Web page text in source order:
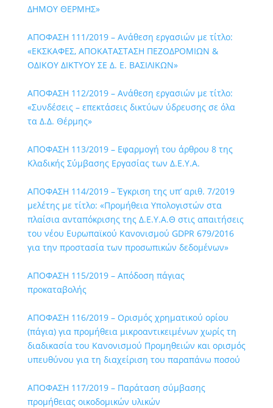
ΔΗΜΟΥ ΘΕΡΜΗΣ»
ΑΠΟΦΑΣΗ 111/2019 – Ανάθεση εργασιών με τίτλο:
«ΕΚΣΚΑΦEΣ, ΑΠΟΚΑΤΑΣΤΑΣΗ ΠΕΖΟΔΡΟΜΙΩΝ &
ΟΔΙΚΟΥ ΔΙΚΤΥΟΥ ΣΕ Δ. Ε. ΒΑΣΙΛΙΚΩΝ»
ΑΠΟΦΑΣΗ 112/2019 – Ανάθεση εργασιών με τίτλο:
«Συνδέσεις – επεκτάσεις δικτύων ύδρευσης σε όλα
τα Δ.Δ. Θέρμης»
ΑΠΟΦΑΣΗ 113/2019 – Εφαρμογή του άρθρου 8 της
Κλαδικής Σύμβασης Εργασίας των Δ.Ε.Υ.Α.
ΑΠΟΦΑΣΗ 114/2019 – Έγκριση της υπ’ αριθ. 7/2019
μελέτης με τίτλο: «Προμήθεια Υπολογιστών στα
πλαίσια ανταπόκρισης της Δ.Ε.Υ.Α.Θ στις απαιτήσεις
του νέου Ευρωπαϊκού Κανονισμού GDPR 679/2016
για την προστασία των προσωπικών δεδομένων»
ΑΠΟΦΑΣΗ 115/2019 – Απόδοση πάγιας
προκαταβολής
ΑΠΟΦΑΣΗ 116/2019 – Ορισμός χρηματικού ορίου
(πάγια) για προμήθεια μικροαντικειμένων χωρίς τη
διαδικασία του Κανονισμού Προμηθειών και ορισμός
υπευθύνου για τη διαχείριση του παραπάνω ποσού
ΑΠΟΦΑΣΗ 117/2019 – Παράταση σύμβασης
προμήθειας οικοδομικών υλικών